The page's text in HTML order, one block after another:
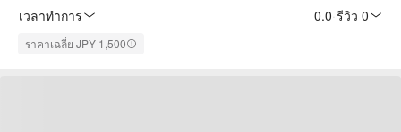
เวลาทำการ
0.0 รีวิว 0
ราคาเฉลี่ย JPY 1,500